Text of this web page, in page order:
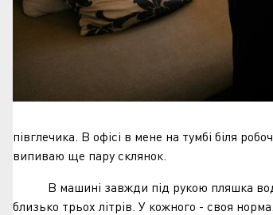
півглечика. В офісі в мене на тумбі біля
випиваю ще пару склянок.
В машині завжди під рукою пляшка води
близько трьох літрів. У кожного - своя